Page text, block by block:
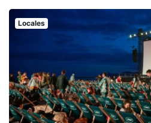
Locales